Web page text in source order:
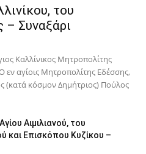
του
– Συναξάρι
Καλλίνικος Μητροπολίτης
εν αγίοις Μητροπολίτης Εδέσσης,
(κατά κόσμον Δημήτριος) Πούλος
Αιμιλιανού, του
και Επισκόπου Κυζίκου –